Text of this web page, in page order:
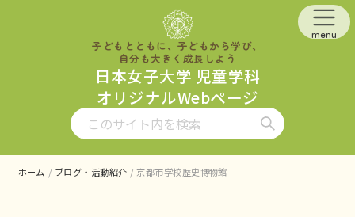
子どもとともに、子どもから学び、
自分も大きく成長しよう
日本女子大学 児童学科
オリジナルWebページ
menu
ホーム ブログ・活動紹介 京都市学校歴史博物館